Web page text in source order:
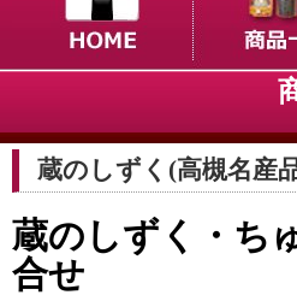
蔵のしずく(高槻名産
蔵のしずく・ち
合せ